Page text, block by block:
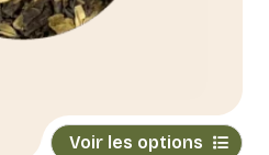
Voir les options